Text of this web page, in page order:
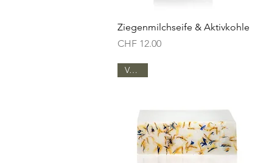
Schnellansicht
Ziegenmilchseife & Aktivkohle
Preis
CHF 12.00
Vegan